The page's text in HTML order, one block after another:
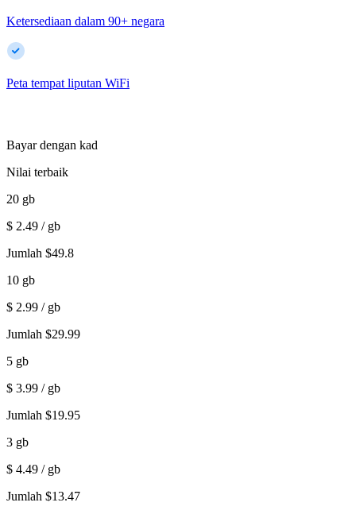
Ketersediaan dalam 90+ negara
Peta tempat liputan WiFi
Bayar dengan kad
Nilai terbaik
20 gb
$ 2.49 / gb
Jumlah $49.8
10 gb
$ 2.99 / gb
Jumlah $29.99
5 gb
$ 3.99 / gb
Jumlah $19.95
3 gb
$ 4.49 / gb
Jumlah $13.47